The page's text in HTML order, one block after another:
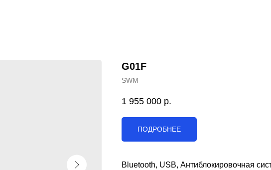
G01F
SWM
1 955 000 р.
ПОДРОБНЕЕ
Bluetooth, USB, Антиблокировочная